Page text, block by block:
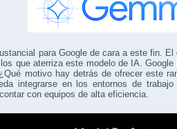
para Google de cara a este fin.
que aterriza este modelo de IA. Google
motivo hay detrás de ofrecer este
integrarse en los entornos de
con equipos de alta eficiencia.